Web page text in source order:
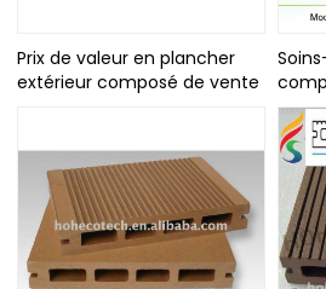
Prix de valeur en plancher
extérieur composé de vente